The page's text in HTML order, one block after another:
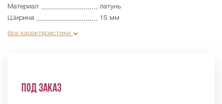
Материал
латунь
Ширина
15 мм
Все характеристики
Под заказ